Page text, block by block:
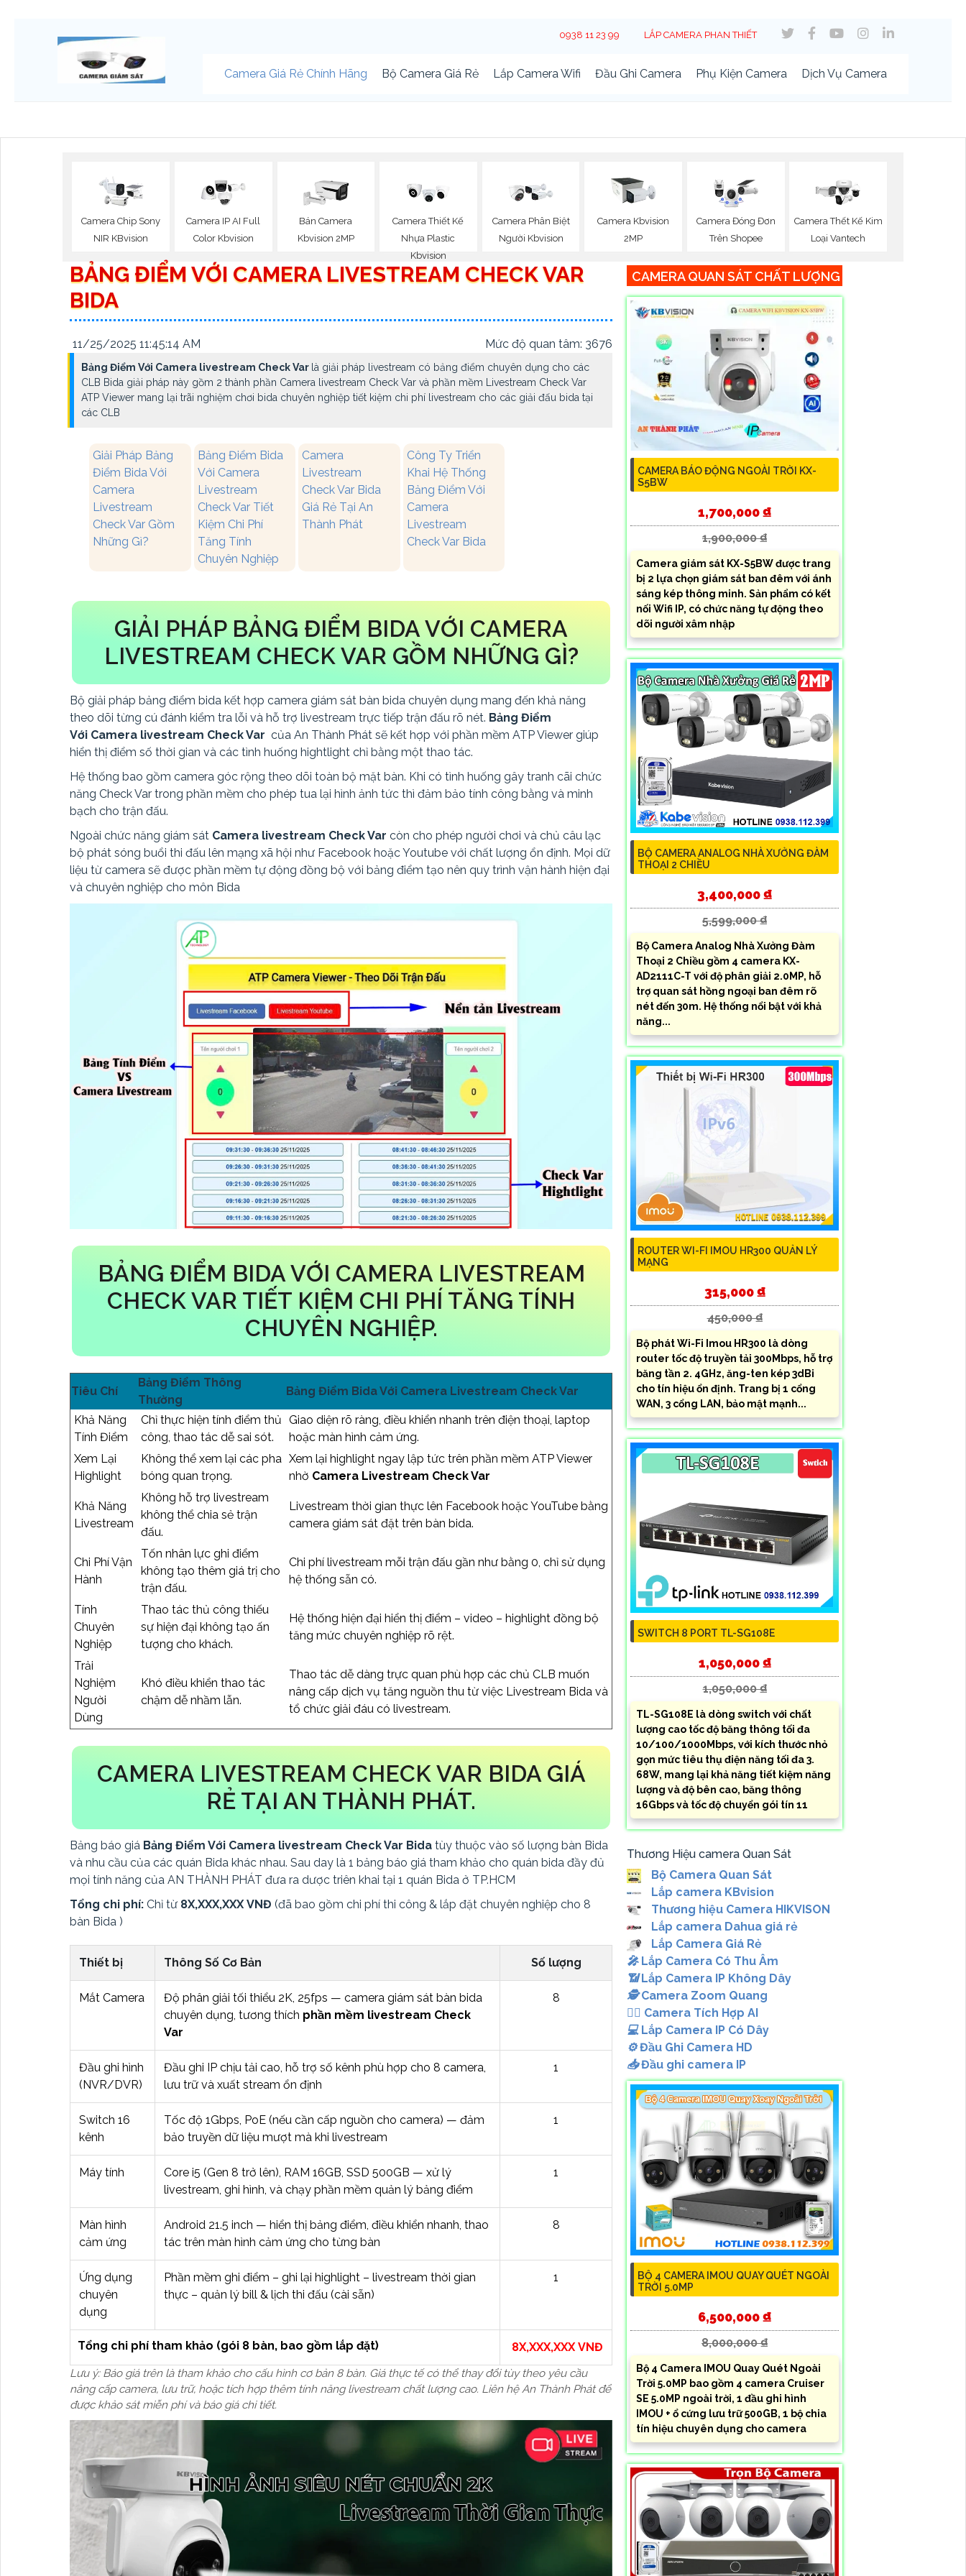
0938 11 23 99 LẮP CAMERA PHAN THIẾT
Camera Giá Rẻ Chính Hãng Bộ Camera Giá Rẻ Lắp Camera Wifi Đầu Ghi Camera Phụ Kiện Camera Dịch Vụ Camera
Camera Chip Sony
NIR KBvision
Camera IP AI Full
Color Kbvision
Bán Camera
Kbvision 2MP
Camera Thiết Kế
Nhựa Plastic
Kbvision
Camera Phân Biệt
Người Kbvision
Camera Kbvision
2MP
Camera Đóng Đơn
Trên Shopee
Camera Thết Kế Kim
Loại Vantech
BẢNG ĐIỂM VỚI CAMERA LIVESTREAM CHECK VAR
BIDA
11/25/2025 11:45:14 AM Mức độ quan tâm: 3676
Bảng Điểm Với Camera livestream Check Var là giải pháp livestream có bảng điểm chuyên dụng cho các
CLB Bida giải pháp này gồm 2 thành phần Camera livestream Check Var và phần mềm Livestream Check Var
ATP Viewer mang lại trãi nghiệm chơi bida chuyên nghiệp tiết kiệm chi phí livestream cho các giải đấu bida tại
các CLB
Giải Pháp Bảng
Điểm Bida Với
Camera
Livestream
Check Var Gồm
Những Gì?
Bảng Điểm Bida
Với Camera
Livestream
Check Var Tiết
Kiệm Chi Phí
Tăng Tính
Chuyên Nghiệp
Camera
Livestream
Check Var Bida
Giá Rẻ Tại An
Thành Phát
Công Ty Triển
Khai Hệ Thống
Bảng Điểm Với
Camera
Livestream
Check Var Bida
GIẢI PHÁP BẢNG ĐIỂM BIDA VỚI CAMERA
LIVESTREAM CHECK VAR GỒM NHỮNG GÌ?
Bộ giải pháp bảng điểm bida kết hợp camera giám sát bàn bida chuyên dụng mang đến khả năng
theo dõi từng cú đánh kiểm tra lỗi và hỗ trợ livestream trực tiếp trận đấu rõ nét. Bảng Điểm
Với Camera livestream Check Var của An Thành Phát sẽ kết hợp với phần mềm ATP Viewer giúp
hiển thị điểm số thời gian và các tình huống hightlight chỉ bằng một thao tác.
Hệ thống bao gồm camera góc rộng theo dõi toàn bộ mặt bàn. Khi có tình huống gây tranh cãi chức
năng Check Var trong phần mềm cho phép tua lại hình ảnh tức thì đảm bảo tính công bằng và minh
bạch cho trận đấu.
Ngoài chức năng giám sát Camera livestream Check Var còn cho phép người chơi và chủ câu lạc
bộ phát sóng buổi thi đấu lên mạng xã hội như Facebook hoặc Youtube với chất lượng ổn định. Mọi dữ
liệu từ camera sẽ được phần mềm tự động đồng bộ với bảng điểm tạo nên quy trình vận hành hiện đại
và chuyên nghiệp cho môn Bida
BẢNG ĐIỂM BIDA VỚI CAMERA LIVESTREAM
CHECK VAR TIẾT KIỆM CHI PHÍ TĂNG TÍNH
CHUYÊN NGHIỆP.
Tiêu Chí
Bảng Điểm Thông
Thường
Bảng Điểm Bida Với Camera Livestream Check Var
Khả Năng
Tính Điểm
Chỉ thực hiện tính điểm thủ
công, thao tác dễ sai sót.
Giao diện rõ ràng, điều khiển nhanh trên điện thoại, laptop
hoặc màn hình cảm ứng.
Xem Lại
Highlight
Không thể xem lại các pha
bóng quan trọng.
Xem lại highlight ngay lập tức trên phần mềm ATP Viewer
nhờ Camera Livestream Check Var
Khả Năng
Livestream
Không hỗ trợ livestream
không thể chia sẻ trận
đấu.
Livestream thời gian thực lên Facebook hoặc YouTube bằng
camera giám sát đặt trên bàn bida.
Chi Phí Vận
Hành
Tốn nhân lực ghi điểm
không tạo thêm giá trị cho
trận đấu.
Chi phí livestream mỗi trận đấu gần như bằng 0, chỉ sử dụng
hệ thống sẵn có.
Tính
Chuyên
Nghiệp
Thao tác thủ công thiếu
sự hiện đại không tạo ấn
tượng cho khách.
Hệ thống hiện đại hiển thị điểm – video – highlight đồng bộ
tăng mức chuyên nghiệp rõ rệt.
Trải
Nghiệm
Người
Dùng
Khó điều khiển thao tác
chậm dễ nhầm lẫn.
Thao tác dễ dàng trực quan phù hợp các chủ CLB muốn
nâng cấp dịch vụ tăng nguồn thu từ việc Livestream Bida và
tổ chức giải đáu có livestream.
CAMERA LIVESTREAM CHECK VAR BIDA GIÁ
RẺ TẠI AN THÀNH PHÁT.
Bảng báo giá Bảng Điểm Với Camera livestream Check Var Bida tùy thuộc vào số lượng bàn Bida
và nhu cầu của các quán Bida khác nhau. Sau day là 1 bảng báo giá tham khảo cho quán bida đầy đủ
mọi tính năng của AN THÀNH PHÁT đưa ra dược triên khai tại 1 quán Bida ở TP.HCM
Tổng chi phí: Chỉ từ 8X,XXX,XXX VNĐ (đã bao gồm chi phí thi công & lắp đặt chuyên nghiệp cho 8
bàn Bida )
Thiết bị Thông Số Cơ Bản Số lượng
Tổng chi phí tham khảo (gói 8 bàn, bao gồm lắp đặt) 8X,XXX,XXXVNĐ
Mắt Camera
Độ phân giải tối thiểu 2K, 25fps — camera giám sát bàn bida
chuyên dụng, tương thích phần mềm livestream Check
Var
8
Đầu ghi hình
(NVR/DVR)
Đầu ghi IP chịu tải cao, hỗ trợ số kênh phù hợp cho 8 camera,
lưu trữ và xuất stream ổn định
1
Switch 16
kênh
Tốc độ 1Gbps, PoE (nếu cần cấp nguồn cho camera) — đảm
bảo truyền dữ liệu mượt mà khi livestream
1
Máy tính
Core i5 (Gen 8 trở lên), RAM 16GB, SSD 500GB — xử lý
livestream, ghi hình, và chạy phần mềm quản lý bảng điểm
1
Màn hình
cảm ứng
Android 21.5 inch — hiển thị bảng điểm, điều khiển nhanh, thao
tác trên màn hình cảm ứng cho từng bàn
8
Ứng dụng
chuyên
dụng
Phần mềm ghi điểm – ghi lại highlight – livestream thời gian
thực – quản lý bill & lịch thi đấu (cài sẵn)
1
Lưu ý: Báo giá trên là tham khảo cho cấu hình cơ bản 8 bàn. Giá thực tế có thể thay đổi tùy theo yêu cầu
nâng cấp camera, lưu trữ, hoặc tích hợp thêm tính năng livestream chất lượng cao. Liên hệ An Thành Phát để
được khảo sát miễn phí và báo giá chi tiết.
CAMERA QUAN SÁT CHẤT LƯỢNG
CAMERA BÁO ĐỘNG NGOÀI TRỜI KX-
S5BW
1,700,000 ₫
1,900,000 ₫
Camera giám sát KX-S5BW được trang
bị 2 lựa chọn giám sát ban đêm với ánh
sáng kép thông minh. Sản phẩm có kết
nối Wifi IP, có chức năng tự động theo
dõi người xâm nhập
BỘ CAMERA ANALOG NHÀ XƯỞNG ĐÀM
THOẠI 2 CHIỀU
3,400,000 ₫
5,599,000 ₫
Bộ Camera Analog Nhà Xưởng Đàm
Thoại 2 Chiều gồm 4 camera KX-
AD2111C-T với độ phân giải 2.0MP, hỗ
trợ quan sát hồng ngoại ban đêm rõ
nét đến 30m. Hệ thống nổi bật với khả
năng...
ROUTER WI-FI IMOU HR300 QUẢN LÝ
MẠNG
315,000 ₫
450,000 ₫
Bộ phát Wi-Fi Imou HR300 là dòng
router tốc độ truyền tải 300Mbps, hỗ trợ
băng tần 2. 4GHz, ăng-ten kép 3dBi
cho tín hiệu ổn định. Trang bị 1 cổng
WAN, 3 cổng LAN, bảo mật mạnh...
SWITCH 8 PORT TL-SG108E
1,050,000 ₫
1,050,000 ₫
TL-SG108E là dòng switch với chất
lượng cao tốc độ băng thông tối đa
10/100/1000Mbps, với kích thước nhỏ
gọn mức tiêu thụ điện năng tối đa 3.
68W, mang lại khả năng tiết kiệm năng
lượng và độ bên cao, băng thông
16Gbps và tốc độ chuyển gói tín 11
Thương Hiệu camera Quan Sát
Bộ Camera Quan Sát
Lắp camera KBvision
Thương hiệu Camera HIKVISON
Lắp camera Dahua giá rẻ
Lắp Camera Giá Rẻ
️🎤️ Lắp Camera Có Thu Âm
📶 Lắp Camera IP Không Dây
🕵️Camera Zoom Quang
🧛‍♀️ Camera Tích Hợp AI
💻Lắp Camera IP Có Dây
⚙️Đầu Ghi Camera HD
📥Đầu ghi camera IP
BỘ 4 CAMERA IMOU QUAY QUÉT NGOÀI
TRỜI 5.0MP
6,500,000 ₫
8,000,000 ₫
Bộ 4 Camera IMOU Quay Quét Ngoài
Trời 5.0MP bao gồm 4 camera Cruiser
SE 5.0MP ngoài trời, 1 đầu ghi hình
IMOU + ổ cứng lưu trữ 500GB, 1 bộ chia
tín hiệu chuyên dụng cho camera